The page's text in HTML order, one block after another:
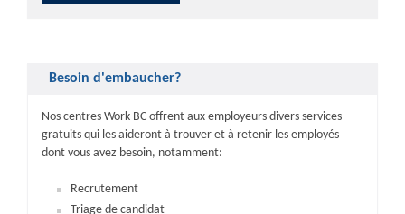
Besoin d'embaucher?
Nos centres Work BC offrent aux employeurs divers services
gratuits qui les aideront à trouver et à retenir les employés
dont vous avez besoin, notamment:
Recrutement
Triage de candidat